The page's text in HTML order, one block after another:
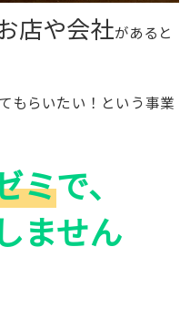
店や会社があると
もらいたい！という事業
ミで、
ません